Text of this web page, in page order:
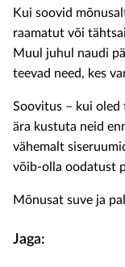
Kui soovid
raamatut või
Muul juhul naudi
teevad need, kes
Soovitus – kui oled
ära kustuta neid
vähemalt
võib-olla oodatust
Mõnusat suve ja
Jaga: